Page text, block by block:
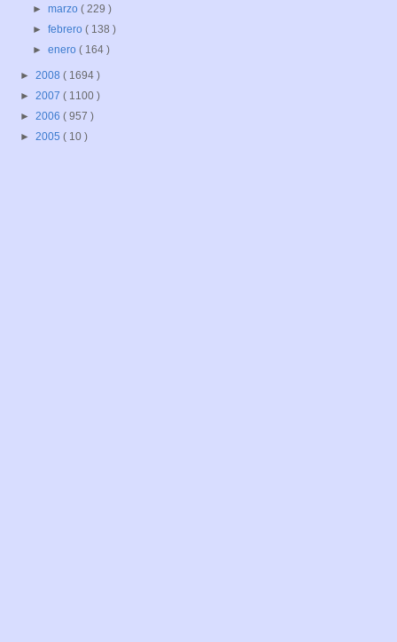
►marzo( 229 )
►febrero( 138 )
►enero( 164 )
► 2008 ( 1694 )
► 2007 ( 1100 )
► 2006 ( 957 )
► 2005 ( 10 )